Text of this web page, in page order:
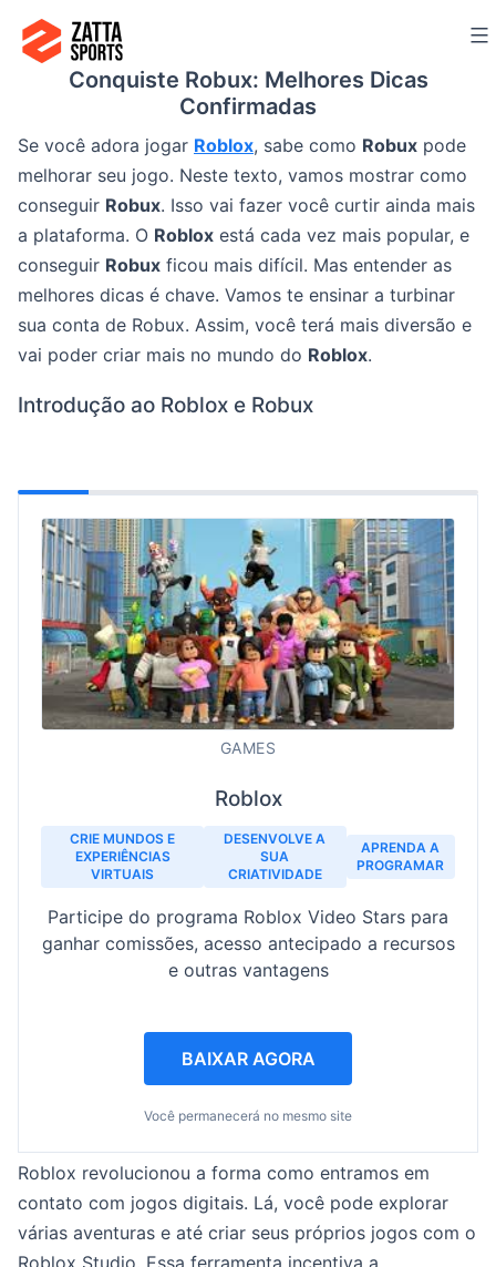
para
Conquiste Robux: Melhores Dicas
Confirmadas
Se você adora jogar Roblox, sabe como Robux pode
melhorar seu jogo. Neste texto, vamos mostrar como
conseguir Robux. Isso vai fazer você curtir ainda mais
a plataforma. O Roblox está cada vez mais popular, e
conseguir Robux ficou mais difícil. Mas entender as
melhores dicas é chave. Vamos te ensinar a turbinar
sua conta de Robux. Assim, você terá mais diversão e
vai poder criar mais no mundo do Roblox.
Introdução ao Roblox e Robux
GAMES
Roblox
CRIE MUNDOS E
EXPERIÊNCIAS
VIRTUAIS
DESENVOLVE A
SUA
CRIATIVIDADE
APRENDA A
PROGRAMAR
Participe do programa Roblox Video Stars para
ganhar comissões, acesso antecipado a recursos
e outras vantagens
BAIXAR AGORA
Você permanecerá no mesmo site
Roblox revolucionou a forma como entramos em
contato com jogos digitais. Lá, você pode explorar
várias aventuras e até criar seus próprios jogos com o
Roblox Studio. Essa ferramenta incentiva a